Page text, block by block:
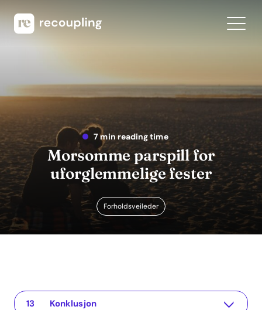
7 min reading time
Morsomme parspill for
uforglemmelige fester
Forholdsveileder
Betydningen av parspill på fester
The app for your relationship
Kreative parspill for fester
1. Spørsmål-spill
2. Sannhet eller oppgave
3. Rollespill
Tekniske forklaringer og praktiske eksempler
ROI-fordeler med parspill
Ofte stilte spørsmål om parspill for fester
Hva er de beste spillene for par på fester?
Hvordan kan par dra nytte av Recoupling-appen?
Er spill virkelig nyttige for forhold?
Konklusjon